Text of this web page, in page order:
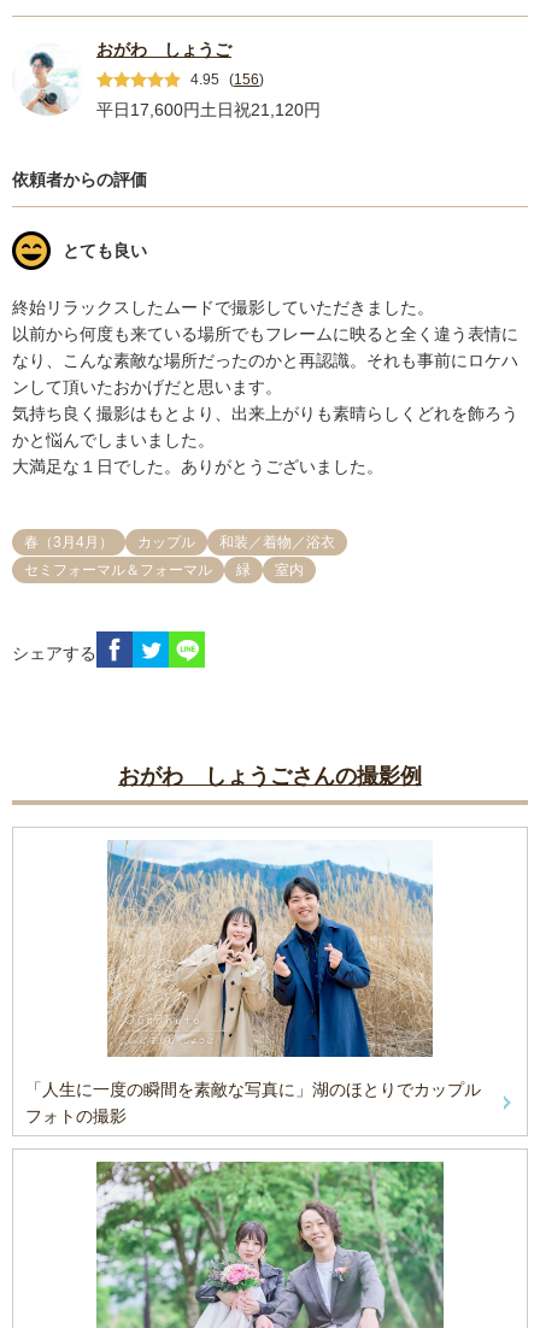
おがわ しょうご
4.95 (156)
平日17,600円土日祝21,120円
依頼者からの評価
とても良い
終始リラックスしたムードで撮影していただきました。
以前から何度も来ている場所でもフレームに映ると全く違う表情に
なり、こんな素敵な場所だったのかと再認識。それも事前にロケハ
ンして頂いたおかげだと思います。
気持ち良く撮影はもとより、出来上がりも素晴らしくどれを飾ろう
かと悩んでしまいました。
大満足な１日でした。ありがとうございました。
春（3月4月） カップル
和装／着物／浴衣
セミフォーマル＆フォーマル
緑 室内
シェアする
おがわ しょうごさんの撮影例
「人生に一度の瞬間を素敵な写真に」湖のほとりでカップル
フォトの撮影